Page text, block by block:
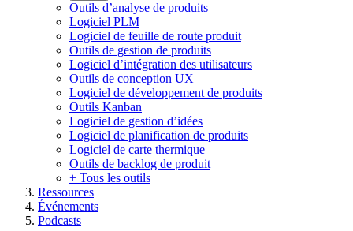
Outils d’analyse de produits
Logiciel PLM
Logiciel de feuille de route produit
Outils de gestion de produits
Logiciel d’intégration des utilisateurs
Outils de conception UX
Logiciel de développement de produits
Outils Kanban
Logiciel de gestion d’idées
Logiciel de planification de produits
Logiciel de carte thermique
Outils de backlog de produit
+ Tous les outils
Ressources
Événements
Podcasts